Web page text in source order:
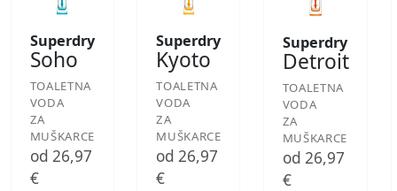
Superdry
Soho
TOALETNA
VODA
ZA
MUŠKARCE
od 26,97
€
Superdry
Kyoto
TOALETNA
VODA
ZA
MUŠKARCE
od 26,97
€
Superdry
Detroit
TOALETNA
VODA
ZA
MUŠKARCE
od 26,97
€